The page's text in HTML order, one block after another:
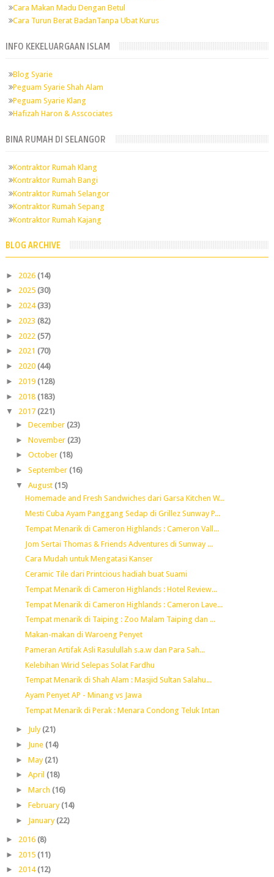
Cara Makan Madu Dengan Betul
Cara Turun Berat BadanTanpa Ubat Kurus
INFO KEKELUARGAAN ISLAM
Blog Syarie
Peguam Syarie Shah Alam
Peguam Syarie Klang
Hafizah Haron & Asscociates
BINA RUMAH DI SELANGOR
Kontraktor Rumah Klang
Kontraktor Rumah Bangi
Kontraktor Rumah Selangor
Kontraktor Rumah Sepang
Kontraktor Rumah Kajang
BLOG ARCHIVE
► 2026 (14)
► 2025 (30)
► 2024 (33)
► 2023 (82)
► 2022 (57)
► 2021 (70)
► 2020 (44)
► 2019 (128)
► 2018 (183)
▼ 2017 (221)
► December (23)
► November (23)
► October (18)
► September (16)
▼ August (15)
Homemade and Fresh Sandwiches dari Garsa Kitchen W...
Mesti Cuba Ayam Panggang Sedap di Grillez Sunway P...
Tempat Menarik di Cameron Highlands : Cameron Vall...
Jom Sertai Thomas & Friends Adventures di Sunway ...
Cara Mudah untuk Mengatasi Kanser
Ceramic Tile dari Printcious hadiah buat Suami
Tempat Menarik di Cameron Highlands : Hotel Review...
Tempat Menarik di Cameron Highlands : Cameron Lave...
Tempat menarik di Taiping : Zoo Malam Taiping dan ...
Makan-makan di Waroeng Penyet
Pameran Artifak Asli Rasulullah s.a.w dan Para Sah...
Kelebihan Wirid Selepas Solat Fardhu
Tempat Menarik di Shah Alam : Masjid Sultan Salahu...
Ayam Penyet AP - Minang vs Jawa
Tempat Menarik di Perak : Menara Condong Teluk Intan
► July (21)
► June (14)
► May (21)
► April (18)
► March (16)
► February (14)
► January (22)
► 2016 (8)
► 2015 (11)
► 2014 (12)